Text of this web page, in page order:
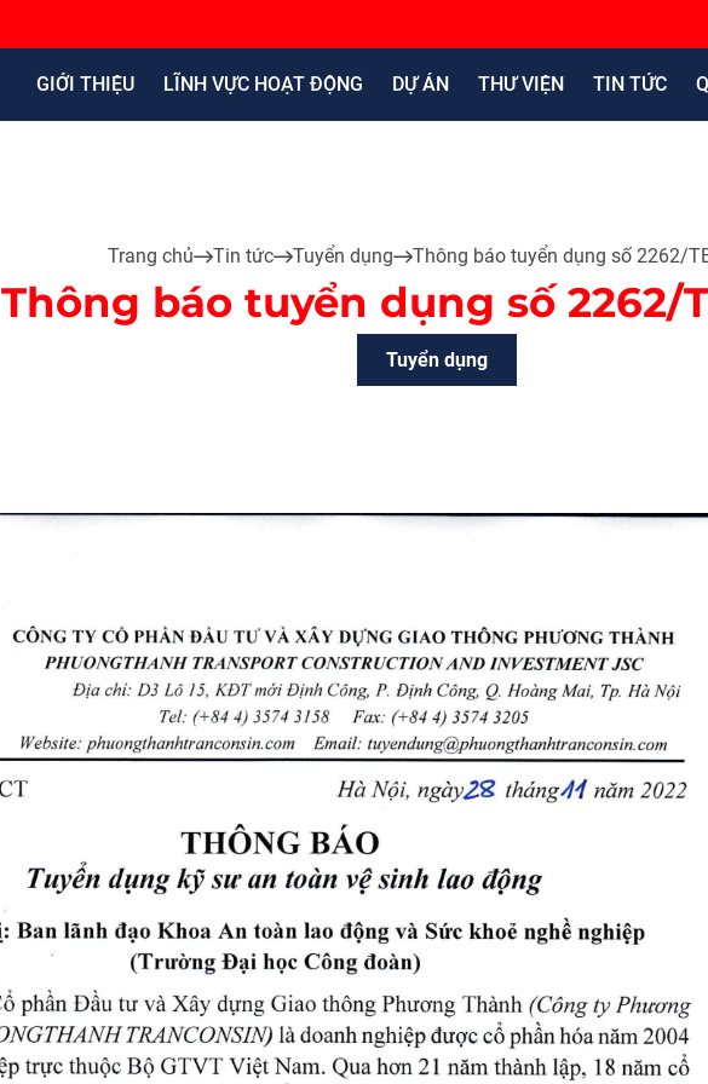
GIỚI THIỆU LĨNH VỰC HOẠT ĐỘNG DỰ ÁN THƯ VIỆN TIN TỨC
Trang chủ Tin tức Tuyển dụng Thông báo tuyển dụng số 2262/
Thông báo tuyển dụng số 2262/
Tuyển dụng